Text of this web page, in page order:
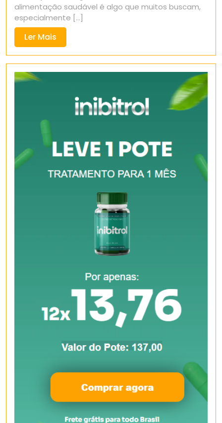
alimentação saudável é algo que muitos buscam,
especialmente [...]
Ler Mais
Mais